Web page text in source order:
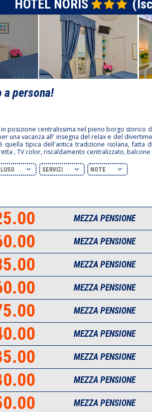
HOTEL NORIS
a persona!
posizione centralissima nel pieno borgo
una vacanza all' insegna del relax e del
tipica dell'antica tradizione isolana,
, TV color, riscaldamento centralizzato,
SERVIZI NOTE
MEZZA PENSIONE
MEZZA PENSIONE
MEZZA PENSIONE
MEZZA PENSIONE
MEZZA PENSIONE
MEZZA PENSIONE
MEZZA PENSIONE
MEZZA PENSIONE
MEZZA PENSIONE